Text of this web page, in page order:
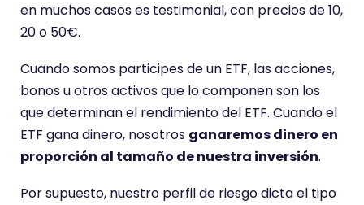
en muchos casos es testimonial, con precios de 10,
20 o 50€.
Cuando somos participes de un ETF, las acciones,
bonos u otros activos que lo componen son los
que determinan el rendimiento del ETF. Cuando el
ETF gana dinero, nosotros ganaremos dinero en
proporción al tamaño de nuestra inversión.
Por supuesto, nuestro perfil de riesgo dicta el tipo